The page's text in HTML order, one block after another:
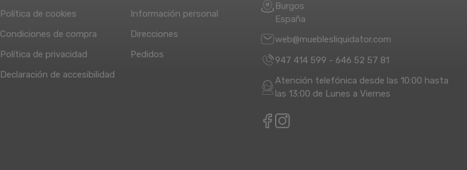
Política de cookies
Condiciones de compra
Política de privacidad
Declaración de accesibilidad
Información personal
Direcciones
Pedidos
Burgos
España
web@mueblesliquidator.com
947 414 599 - 646 52 57 81
Atención telefónica desde las 10:00 hasta
las 13:00 de Lunes a Viernes